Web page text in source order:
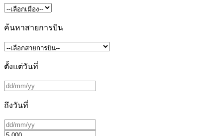
ค้นหาสายการบิน
ตั้งแต่วันที่
ถึงวันที่